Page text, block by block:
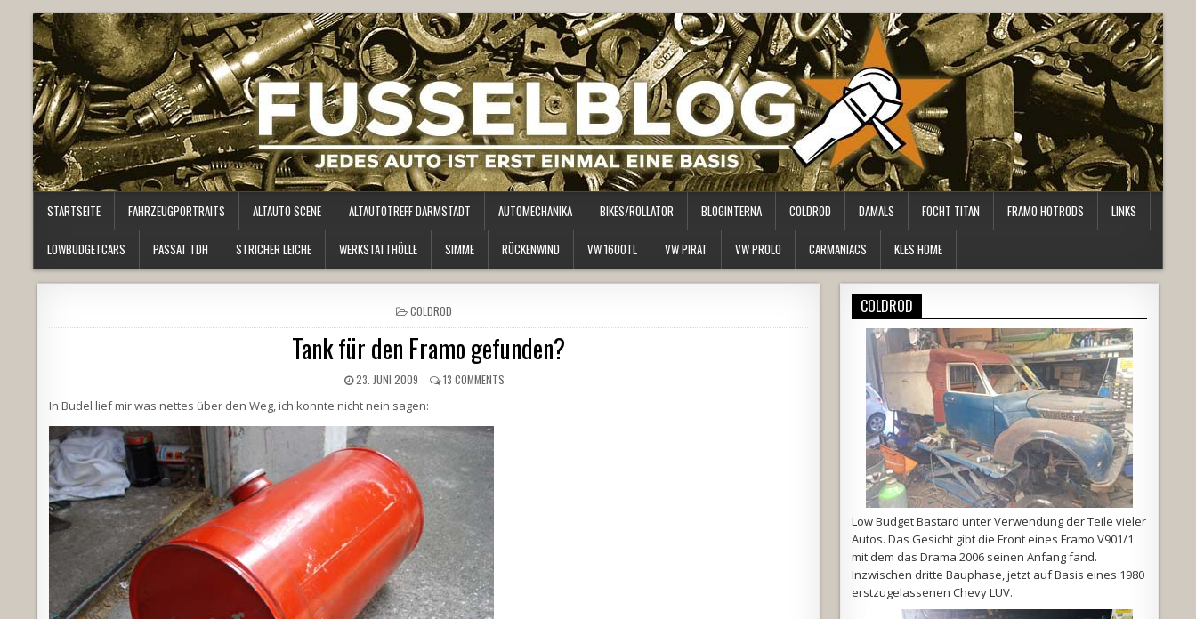
STARTSEITE FAHRZEUGPORTRAITS ALTAUTO SCENE ALTAUTOTREFF DARMSTADT AUTOMECHANIKA BIKES/ROLLATOR BLOGINTERNA COLDROD DAMALS FOCHT TITAN FRAMO HOTRODS LINKS
LOWBUDGETCARS PASSAT TDH STRICHER LEICHE WERKSTATTHÖLLE SIMME RÜCKENWIND VW 1600TL VW PIRAT VW PROLO CARMANIACS KLES HOME
POSTED
IN
COLDROD
Tank für den Framo gefunden?
23. JUNI 2009 13 COMMENTS
In Budel lief mir was nettes über den Weg, ich konnte nicht nein sagen:
COLDROD
Low Budget Bastard unter Verwendung der Teile vieler
Autos. Das Gesicht gibt die Front eines Framo V901/1
mit dem das Drama 2006 seinen Anfang fand.
Inzwischen dritte Bauphase, jetzt auf Basis eines 1980
erstzugelassenen Chevy LUV.